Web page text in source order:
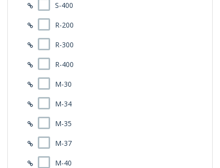
S-400
R-200
R-300
R-400
M-30
M-34
M-35
M-37
M-40